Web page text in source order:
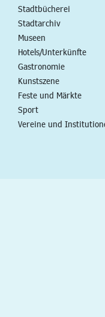
Stadtbücherei
Stadtarchiv
Museen
Hotels/Unterkünfte
Gastronomie
Kunstszene
Feste und Märkte
Sport
Vereine und